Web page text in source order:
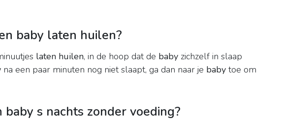
baby laten huilen?
laten huilen, in de hoop dat de baby zichzelf in slaap
na een paar minuten nog niet slaapt, ga dan naar je baby toe om
s nachts zonder voeding?